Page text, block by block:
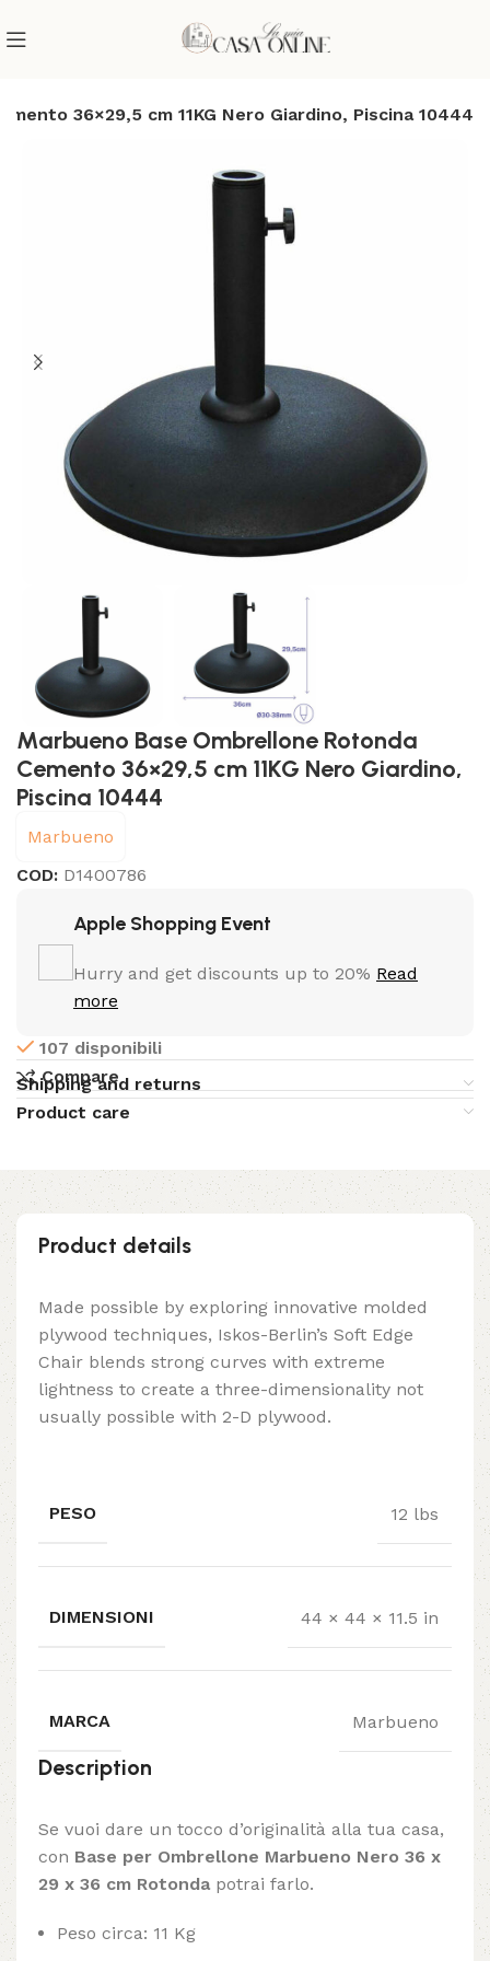
36×29,5 cm 11KG Nero Giardino, Piscina 10444
Marbueno Base Ombrellone Rotonda
Cemento 36×29,5 cm 11KG Nero Giardino,
Piscina 10444
Marbueno
COD: D1400786
Apple Shopping Event
Hurry and get discounts up to 20% Read
more
107 disponibili
Compare
Shipping and returns
Product care
Product details
Made possible by exploring innovative molded
plywood techniques, Iskos-Berlin’s Soft Edge
Chair blends strong curves with extreme
lightness to create a three-dimensionality not
usually possible with 2-D plywood.
PESO 12 lbs
DIMENSIONI 44 × 44 × 11.5 in
MARCA Marbueno
Description
Se vuoi dare un tocco d’originalità alla tua casa,
con Base per Ombrellone Marbueno Nero 36 x
29 x 36 cm Rotonda potrai farlo.
Peso circa: 11 Kg